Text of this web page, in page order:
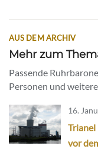
AUS DEM ARCHIV
Mehr zum
Passende
Personen und
16.
vor